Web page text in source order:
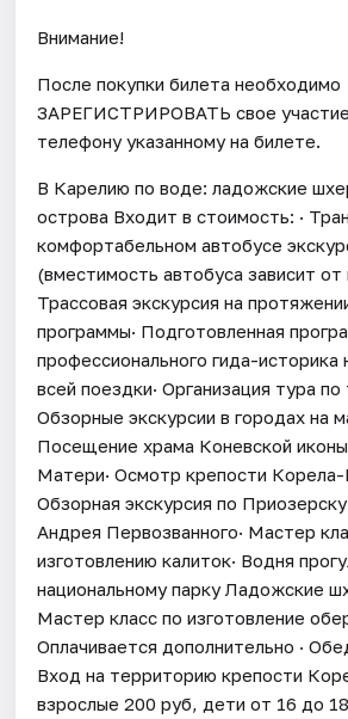
Внимание!
После покупки билета необходимо
ЗАРЕГИСТРИРОВАТЬ свое
телефону указанному на билете.
В Карелию по воде: ладожские
острова Входит в стоимость: ·
комфортабельном автобусе
(вместимость автобуса зависит от
Трассовая экскурсия на
программы· Подготовленная
профессионального гида-историка
всей поездки· Организация тура по
Обзорные экскурсии в городах на
Посещение храма Коневской
Матери· Осмотр крепости Корела-
Обзорная экскурсия по
Андрея Первозванного· Мастер
изготовлению калиток· Водня
национальному парку Ладожские
Мастер класс по изготовление
Оплачивается дополнительно ·
Вход на территорию крепости
взрослые 200 руб, дети от 16 до